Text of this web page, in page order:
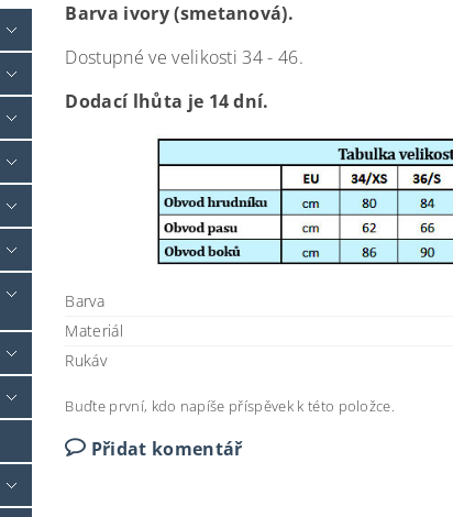
Barva ivory (smetanová).
Dostupné ve velikosti 34 - 46.
Dodací lhůta je 14 dní.
Barva
Materiál
Rukáv
Buďte první, kdo napíše příspěvek k této položce.
Přidat komentář